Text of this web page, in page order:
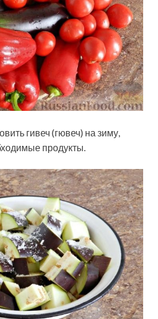
гивеч (гювеч) на зиму,
продукты.